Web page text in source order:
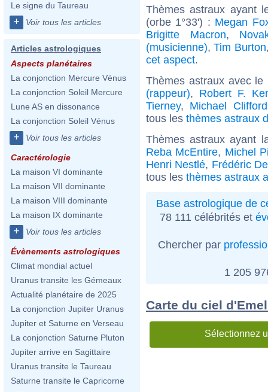
Le signe du Taureau
+ Voir tous les articles
Articles astrologiques
Aspects planétaires
La conjonction Mercure Vénus
La conjonction Soleil Mercure
Lune AS en dissonance
La conjonction Soleil Vénus
+ Voir tous les articles
Caractérologie
La maison VI dominante
La maison VII dominante
La maison VIII dominante
La maison IX dominante
+ Voir tous les articles
Évènements astrologiques
Climat mondial actuel
Uranus transite les Gémeaux
Actualité planétaire de 2025
La conjonction Jupiter Uranus
Jupiter et Saturne en Verseau
La conjonction Saturne Pluton
Jupiter arrive en Sagittaire
Uranus transite le Taureau
Saturne transite le Capricorne
Thèmes astraux ayant
(orbe 1°33') : Megan
Brigitte Macron,
(musicienne),Tim Burton
cet aspect.
Thèmes astraux avec
(rappeur), Robert F.
Tierney, Michael Clifford
tous les thèmes astraux
Thèmes astraux ayant
Reba McEntire, Michel
Henri Nestlé, Frédéric
tous les thèmes astraux
Base astrologique de
78 111 célébrités et
Chercher par
1 205
Carte du ciel
Sélectionnez